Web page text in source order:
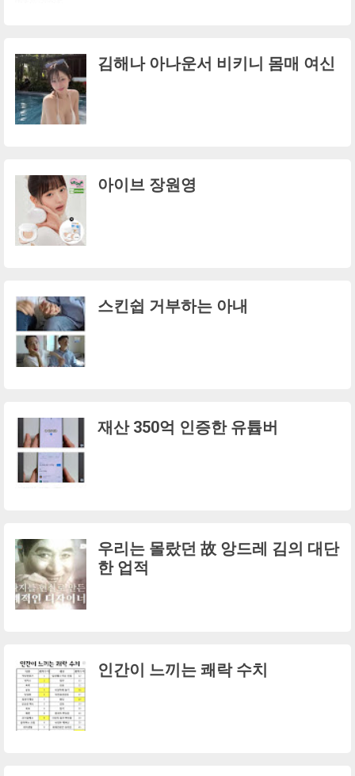
김해나 아나운서 비키니 몸매 여신
아이브 장원영
스킨쉽 거부하는 아내
재산 350억 인증한 유튭버
우리는 몰랐던 故 앙드레 김의 대단
한 업적
인간이 느끼는 쾌락 수치